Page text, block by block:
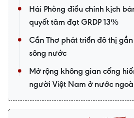
Hải Phòng điều chỉnh kịch
quyết tâm đạt GRDP 13%
Cần Thơ phát triển đô thị
sông nước
Mở rộng không gian cống
người Việt Nam ở nước